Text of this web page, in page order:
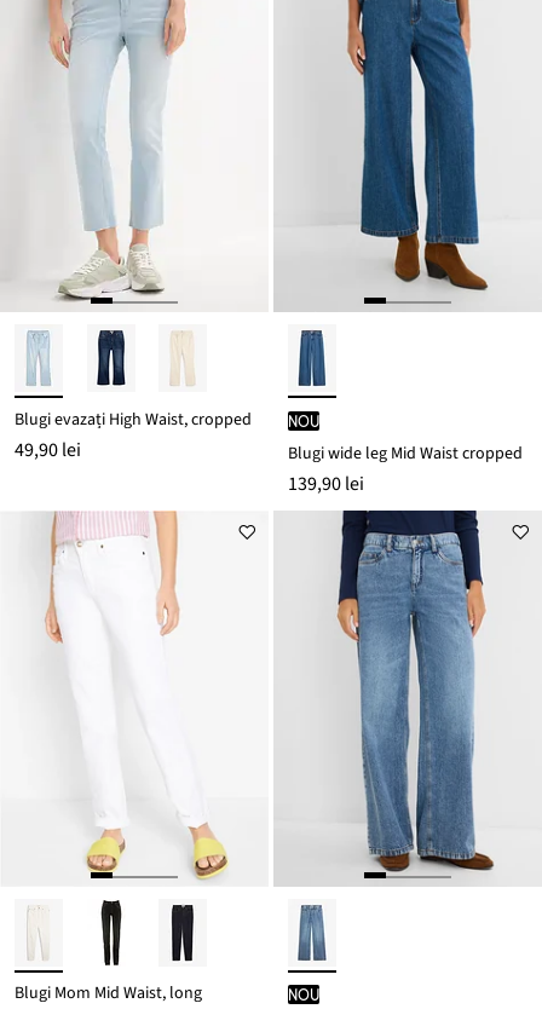
Blugi evazați High Waist, cropped
49,90 lei
nou
Blugi wide leg Mid Waist cropped
139,90 lei
Blugi Mom Mid Waist, long nou